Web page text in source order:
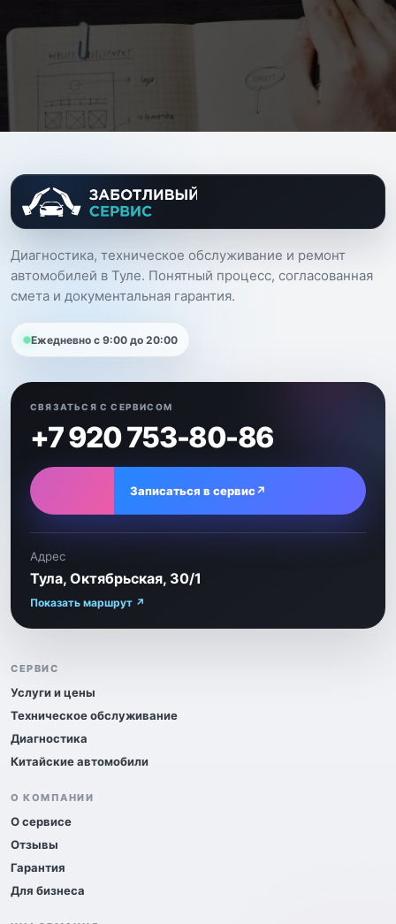
Диагностика, техническое обслуживание и ремонт
автомобилей в Туле. Понятный процесс, согласованная
смета и документальная гарантия.
Ежедневно с 9:00 до 20:00
СВЯЗАТЬСЯ С СЕРВИСОМ
+7 920 753-80-86
Записаться в сервис↗
Адрес
Тула, Октябрьская, 30/1
Показать маршрут ↗
СЕРВИС
Услуги и цены
Техническое обслуживание
Диагностика
Китайские автомобили
О КОМПАНИИ
О сервисе
Отзывы
Гарантия
Для бизнеса